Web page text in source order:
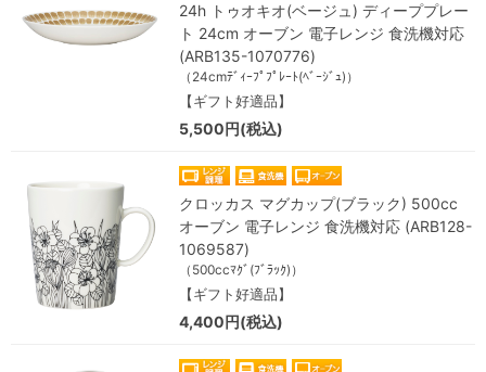
24h トゥオキオ(ベージュ) ディーププレー
ト 24cm オーブン 電子レンジ 食洗機対応
(ARB135-1070776)
（24cmﾃﾞｨｰﾌﾟﾌﾟﾚｰﾄ(ﾍﾞｰｼﾞｭ)）
【ギフト好適品】
5,500円(税込)
クロッカス マグカップ(ブラック) 500cc
オーブン 電子レンジ 食洗機対応 (ARB128-
1069587)
（500ccﾏｸﾞ(ﾌﾞﾗｯｸ)）
【ギフト好適品】
4,400円(税込)